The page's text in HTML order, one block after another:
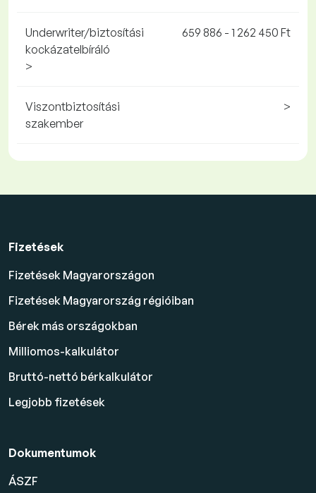
Underwriter/biztosítási
kockázatelbíráló
659 886 - 1 262 450 Ft
>
Viszontbiztosítási
szakember
>
Fizetések
Fizetések Magyarországon
Fizetések Magyarország régióiban
Bérek más országokban
Milliomos-kalkulátor
Bruttó-nettó bérkalkulátor
Legjobb fizetések
Dokumentumok
ÁSZF